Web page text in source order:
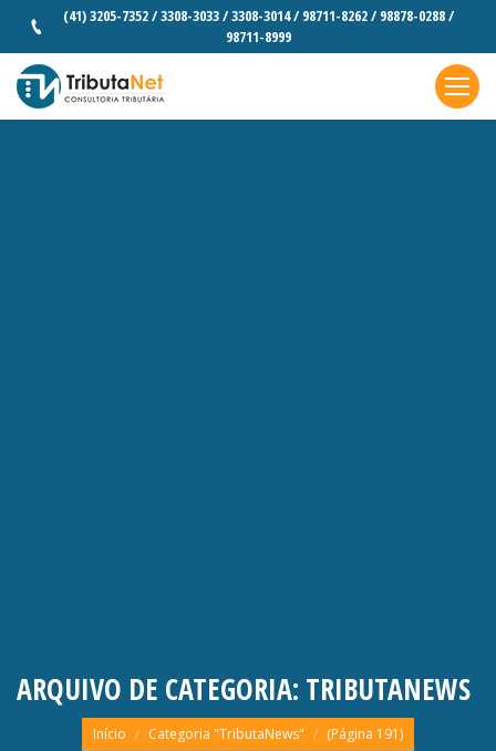
(41) 3205-7352 / 3308-3033 / 3308-3014 / 98711-8262 / 98878-0288 /
98711-8999
ARQUIVO DE CATEGORIA: TRIBUTANEWS
Você está aqui:
Início Categoria "TributaNews" (Página 191)